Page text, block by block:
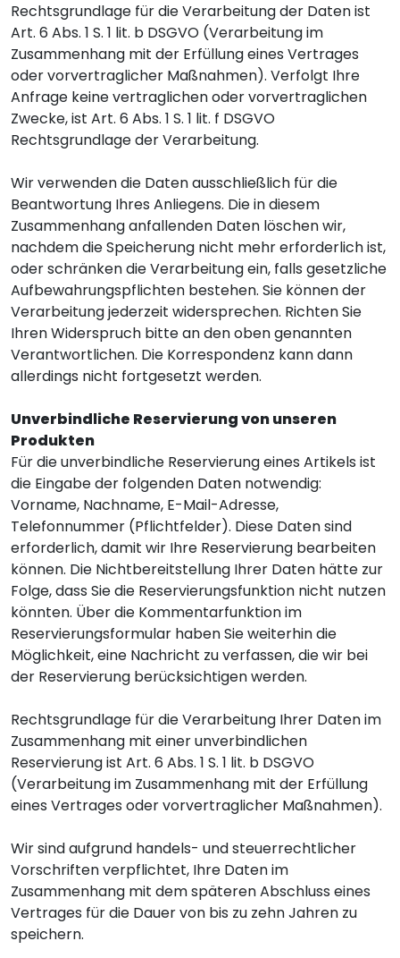
Rechtsgrundlage für die Verarbeitung der Daten ist
Art. 6 Abs. 1 S. 1 lit. b DSGVO (Verarbeitung im
Zusammenhang mit der Erfüllung eines Vertrages
oder vorvertraglicher Maßnahmen). Verfolgt Ihre
Anfrage keine vertraglichen oder vorvertraglichen
Zwecke, ist Art. 6 Abs. 1 S. 1 lit. f DSGVO
Rechtsgrundlage der Verarbeitung.
Wir verwenden die Daten ausschließlich für die
Beantwortung Ihres Anliegens. Die in diesem
Zusammenhang anfallenden Daten löschen wir,
nachdem die Speicherung nicht mehr erforderlich ist,
oder schränken die Verarbeitung ein, falls gesetzliche
Aufbewahrungspflichten bestehen. Sie können der
Verarbeitung jederzeit widersprechen. Richten Sie
Ihren Widerspruch bitte an den oben genannten
Verantwortlichen. Die Korrespondenz kann dann
allerdings nicht fortgesetzt werden.
Unverbindliche Reservierung von unseren
Produkten
Für die unverbindliche Reservierung eines Artikels ist
die Eingabe der folgenden Daten notwendig:
Vorname, Nachname, E-Mail-Adresse,
Telefonnummer (Pflichtfelder). Diese Daten sind
erforderlich, damit wir Ihre Reservierung bearbeiten
können. Die Nichtbereitstellung Ihrer Daten hätte zur
Folge, dass Sie die Reservierungsfunktion nicht nutzen
könnten. Über die Kommentarfunktion im
Reservierungsformular haben Sie weiterhin die
Möglichkeit, eine Nachricht zu verfassen, die wir bei
der Reservierung berücksichtigen werden.
Rechtsgrundlage für die Verarbeitung Ihrer Daten im
Zusammenhang mit einer unverbindlichen
Reservierung ist Art. 6 Abs. 1 S. 1 lit. b DSGVO
(Verarbeitung im Zusammenhang mit der Erfüllung
eines Vertrages oder vorvertraglicher Maßnahmen).
Wir sind aufgrund handels- und steuerrechtlicher
Vorschriften verpflichtet, Ihre Daten im
Zusammenhang mit dem späteren Abschluss eines
Vertrages für die Dauer von bis zu zehn Jahren zu
speichern.